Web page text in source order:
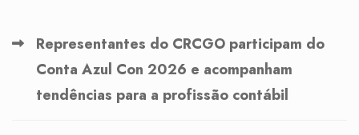
Representantes do CRCGO participam do
Conta Azul Con 2026 e acompanham
tendências para a profissão contábil